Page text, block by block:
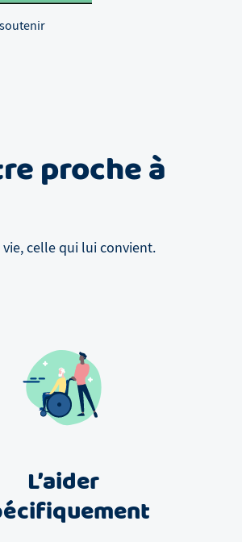
proche à
celle qui lui convient.
L’aider